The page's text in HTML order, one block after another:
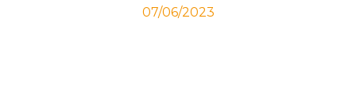
07/06/2023